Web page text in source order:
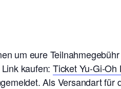
um eure
kaufen: Ticket Yu-Gi-Oh
Als Versandart für